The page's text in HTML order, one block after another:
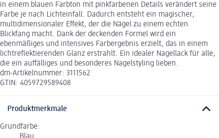
in einem blauen Farbton mit pinkfarbenen Details verändert seine
Farbe je nach Lichteinfall. Dadurch entsteht ein magischer,
multidimensionaler Effekt, der die Nägel zu einem echten
Blickfang macht. Dank der deckenden Formel wird ein
ebenmäßiges und intensives Farbergebnis erzielt, das in einem
lichtreflektierenden Glanz erstrahlt. Ein idealer Nagellack für alle,
die ein auffälliges und besonderes Nagelstyling lieben.
dm-Artikelnummer: 3111562
GTIN: 4059729589408
Produktmerkmale
Grundfarbe: